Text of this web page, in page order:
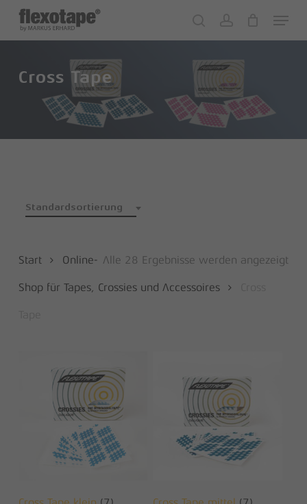
main
Menu
Cart
Cart
Cross Tape
Standardsortierung
Alle 28 Ergebnisse werden angezeigt
Start Online-
Shop für Tapes, Crossies und Accessoires